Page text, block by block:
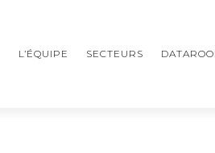
L’ÉQUIPE SECTEURS